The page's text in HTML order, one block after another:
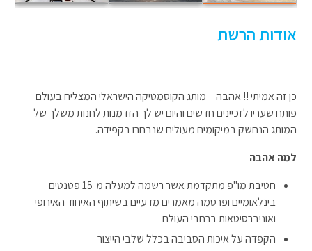
אודות הרשת
כן זה אמיתי !! אהבה – מותג הקוסמטיקה הישראלי המצליח בעולם
פותח שעריו לזכיינים חדשים והיום יש לך הזדמנות לחנות משלך של
המותג הנחשק במיקומים מעולים שנבחרו בקפידה.
למה אהבה
חטיבת מו"פ מתקדמת אשר רשמה למעלה מ-15 פטנטים
בינלאומיים ופרסמה מאמרים מדעיים בשיתוף האיחוד האירופי
ואוניברסיטאות ברחבי העולם
הקפדה על איכות הסביבה בכלל שלבי הייצור